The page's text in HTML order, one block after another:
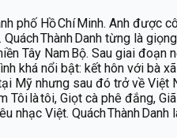
phố Hồ Chí Minh. Anh được
Thành Danh từng là
Tây Nam Bộ. Sau giai đoạn
khá nổi bật: kết hôn với bà
Mỹ nhưng sau đó trở về
là tôi, Giọt cà phê đắng,
Việt. Quách Thành